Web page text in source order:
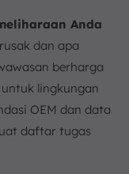
Anda
dan apa
berharga
lingkungan
OEM dan data
daftar tugas